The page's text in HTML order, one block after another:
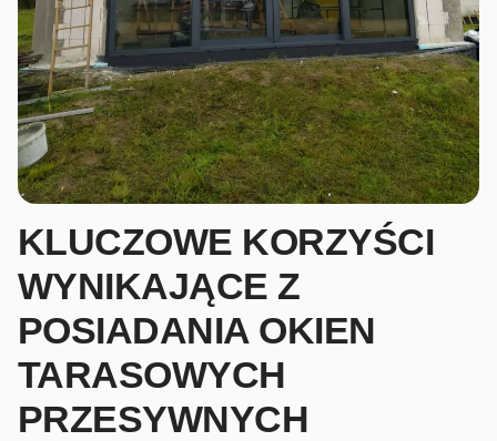
KLUCZOWE KORZYŚCI
WYNIKAJĄCE Z
POSIADANIA OKIEN
TARASOWYCH
PRZESYWNYCH